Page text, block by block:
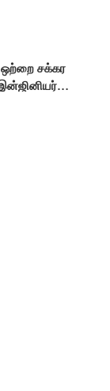
ஒற்றை சக்கர
விழிப்புணர்வு!